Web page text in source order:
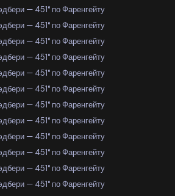
— 451° по Фаренгейту
— 451° по Фаренгейту
— 451° по Фаренгейту
— 451° по Фаренгейту
— 451° по Фаренгейту
— 451° по Фаренгейту
— 451° по Фаренгейту
— 451° по Фаренгейту
— 451° по Фаренгейту
— 451° по Фаренгейту
— 451° по Фаренгейту
— 451° по Фаренгейту